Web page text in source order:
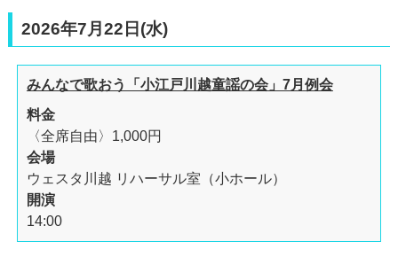
2026年7月22日(水)
みんなで歌おう「小江戸川越童謡の会」7月例会
料金
〈全席自由〉1,000円
会場
ウェスタ川越 リハーサル室（小ホール）
開演
14:00